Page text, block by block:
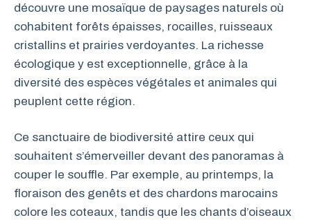
découvre une mosaïque de paysages naturels où
cohabitent forêts épaisses, rocailles, ruisseaux
cristallins et prairies verdoyantes. La richesse
écologique y est exceptionnelle, grâce à la
diversité des espèces végétales et animales qui
peuplent cette région.
Ce sanctuaire de biodiversité attire ceux qui
souhaitent s’émerveiller devant des panoramas à
couper le souffle. Par exemple, au printemps, la
floraison des genêts et des chardons marocains
colore les coteaux, tandis que les chants d’oiseaux